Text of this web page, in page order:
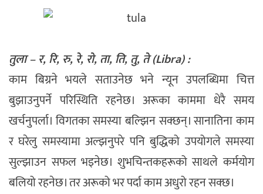
तुला – र, रि, रु, रे, रो, ता, ति, तु, ते (Libra) :
काम बिग्रने भयले सताउनेछ भने न्यून उपलब्धिमा चित्त
बुझाउनुपर्ने परिस्थिति रहनेछ। अरूका काममा धेरै समय
खर्चनुपर्ला। विगतका समस्या बल्झिन सक्छन्। सानातिना काम
र घरेलु समस्यामा अल्झनुपरे पनि बुद्धिको उपयोगले समस्या
सुल्झाउन सफल भइनेछ। शुभचिन्तकहरूको साथले कर्मयोग
बलियो रहनेछ। तर अरूको भर पर्दा काम अधुरो रहन सक्छ।